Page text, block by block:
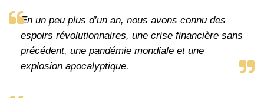
En un peu plus d’un an, nous avons connu des
espoirs révolutionnaires, une crise financière sans
précédent, une pandémie mondiale et une
explosion apocalyptique.